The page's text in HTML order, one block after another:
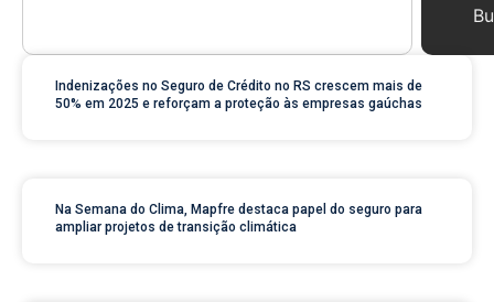
Indenizações no Seguro de Crédito no RS crescem mais de
50% em 2025 e reforçam a proteção às empresas gaúchas
Na Semana do Clima, Mapfre destaca papel do seguro para
ampliar projetos de transição climática